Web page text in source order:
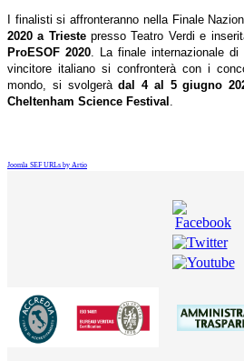
I finalisti si affronteranno nella Finale
2020 a Triestepresso Teatro Verdi e
ProESOF 2020. La finale internazionale di
vincitore italiano si confronterà con i
mondo, si svolgeràdal 4 al 5 giugno
Cheltenham Science Festival .
Joomla SEF URLs by Artio